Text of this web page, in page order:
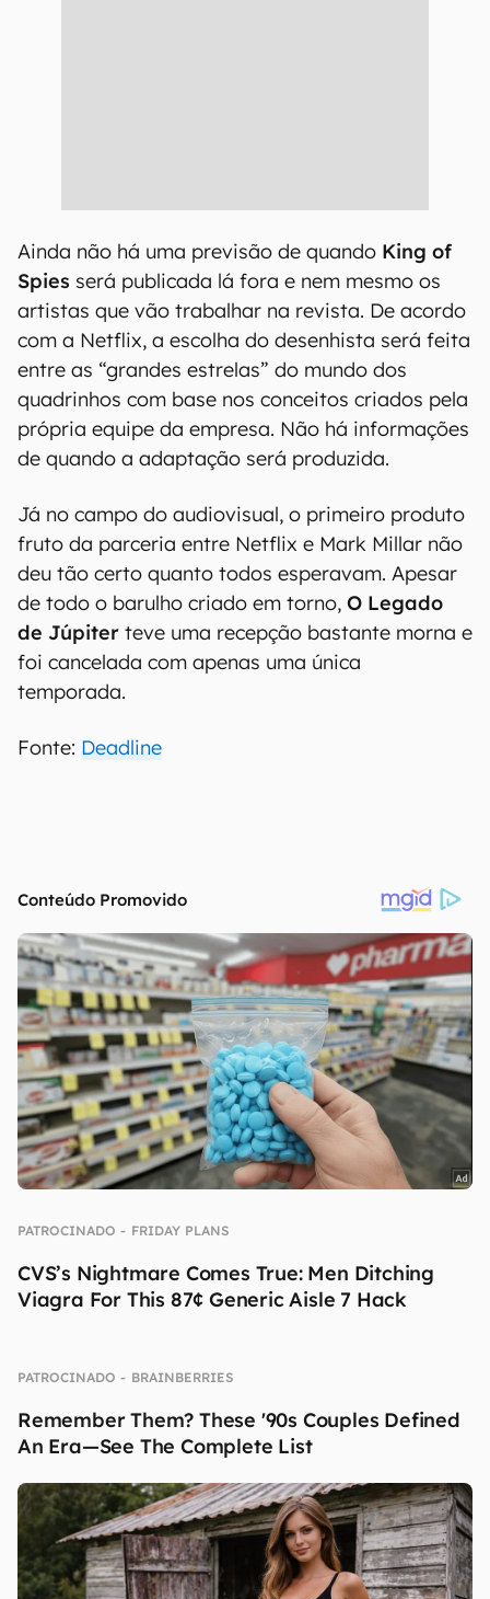
Ainda não há uma previsão de quando King of
Spies será publicada lá fora e nem mesmo os
artistas que vão trabalhar na revista. De acordo
com a Netflix, a escolha do desenhista será feita
entre as “grandes estrelas” do mundo dos
quadrinhos com base nos conceitos criados pela
própria equipe da empresa. Não há informações
de quando a adaptação será produzida.
Já no campo do audiovisual, o primeiro produto
fruto da parceria entre Netflix e Mark Millar não
deu tão certo quanto todos esperavam. Apesar
de todo o barulho criado em torno, O Legado
de Júpiter teve uma recepção bastante morna e
foi cancelada com apenas uma única
temporada.
Fonte: Deadline